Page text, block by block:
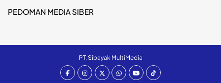
PEDOMAN MEDIA SIBER
PT. Sibayak MultiMedia